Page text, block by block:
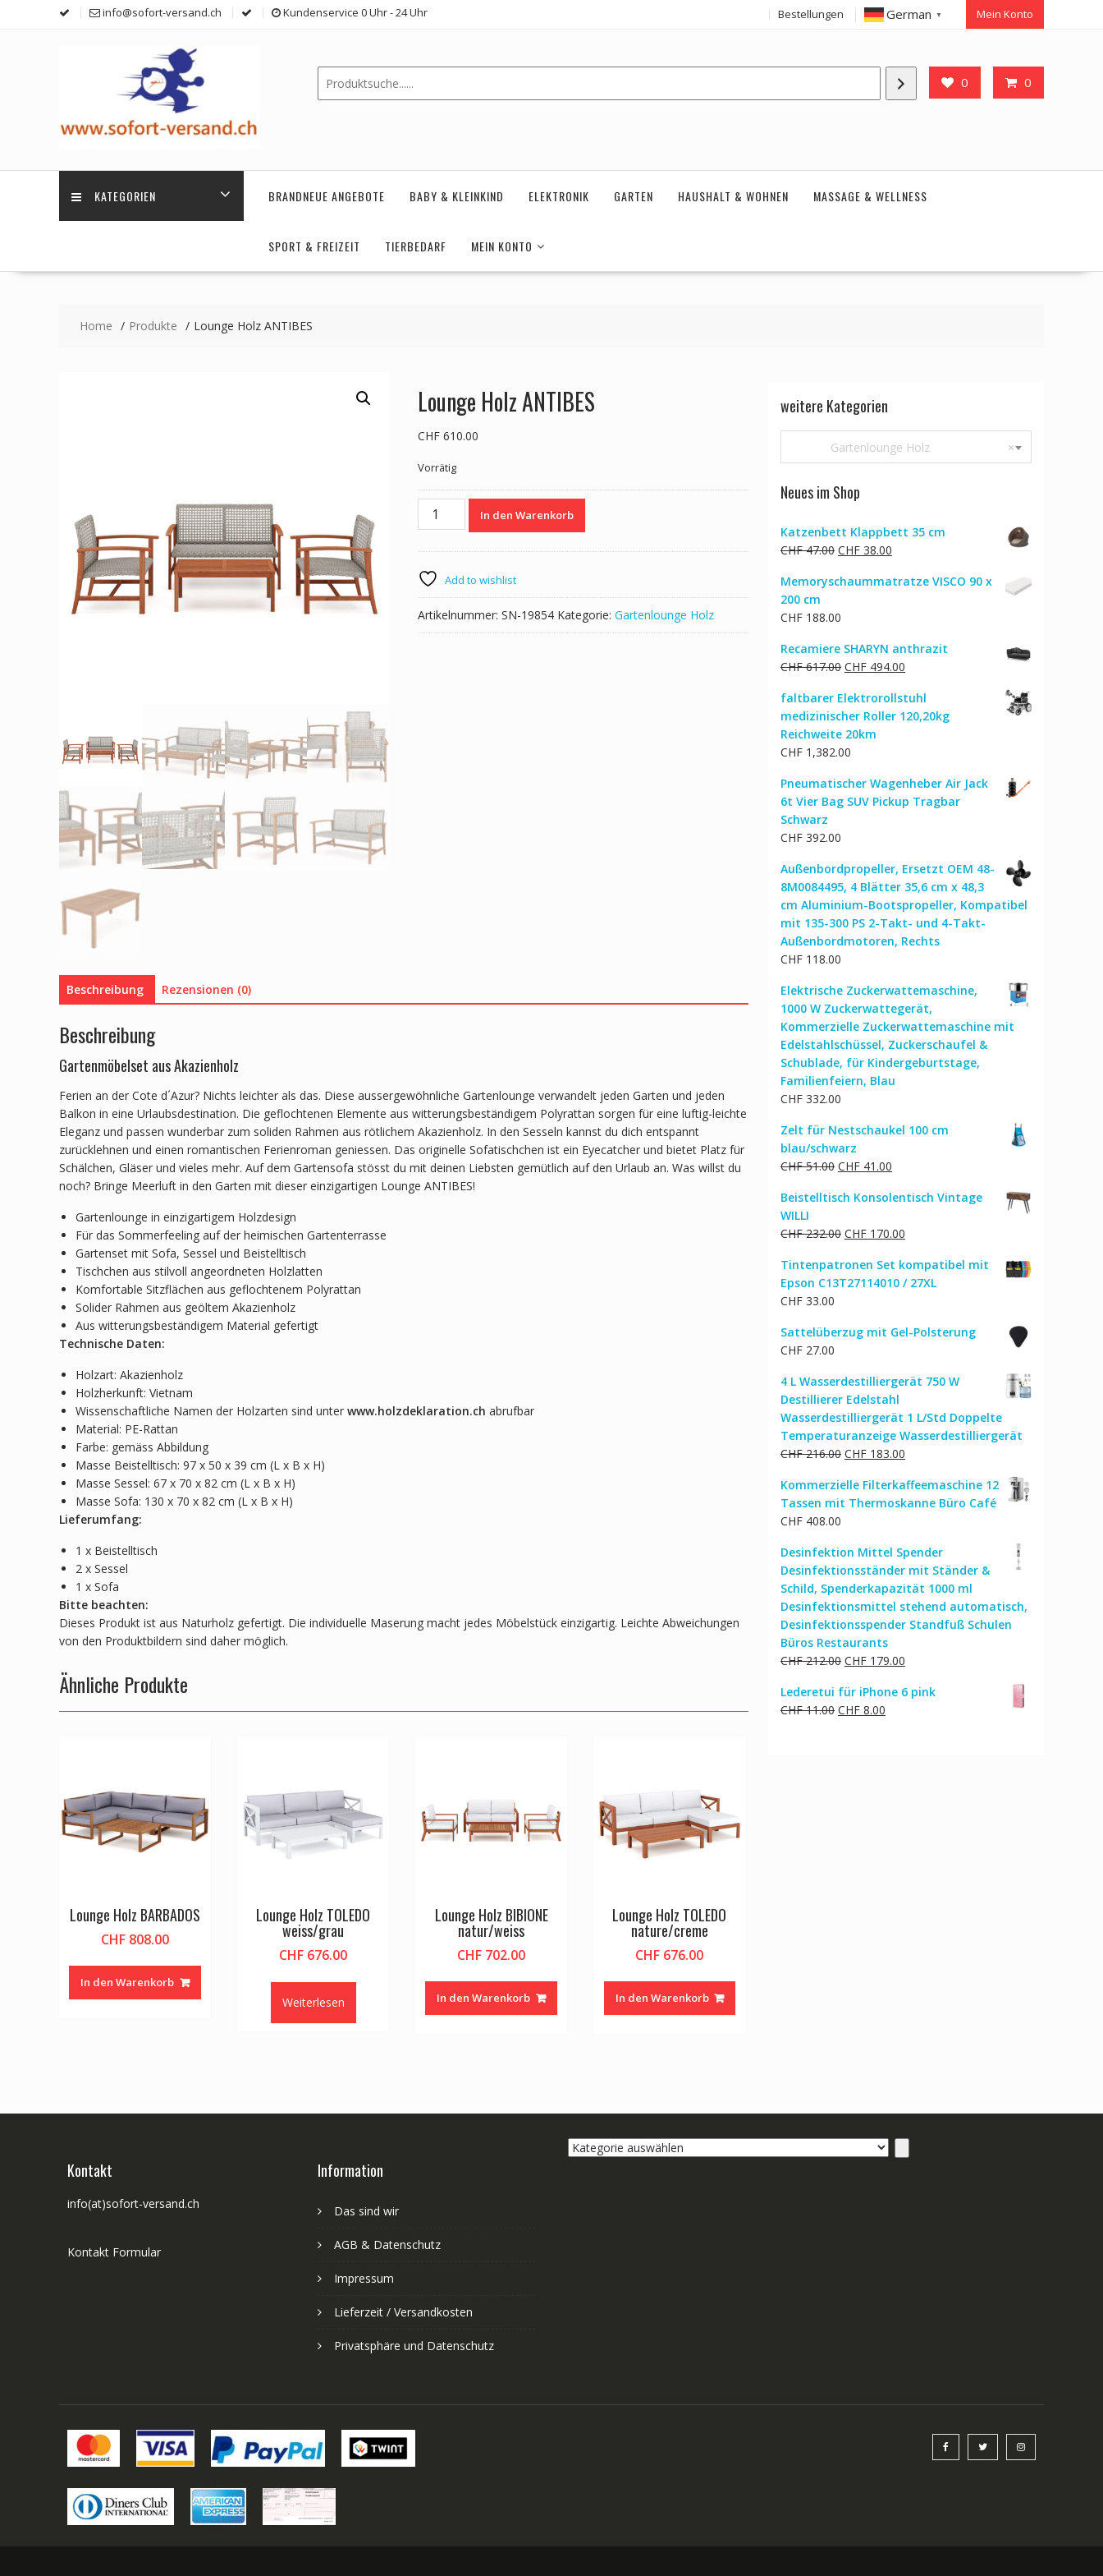
info@sofort-versand.ch Kundenservice 0 Uhr - 24 Uhr Bestellungen German ▼ Mein Konto
0 0
KATEGORIEN BRANDNEUE ANGEBOTE BABY & KLEINKIND ELEKTRONIK GARTEN HAUSHALT & WOHNEN MASSAGE & WELLNESS
SPORT & FREIZEIT TIERBEDARF MEIN KONTO
Home Produkte Lounge Holz ANTIBES
Lounge Holz ANTIBES
CHF610.00
Vorrätig
Lounge
In den Warenkorb
Add to wishlist
Artikelnummer: SN-19854 Kategorie: Gartenlounge Holz
Beschreibung Rezensionen (0)
Beschreibung
Gartenmöbelset aus Akazienholz
Ferien an der Cote d´Azur? Nichts leichter als das. Diese aussergewöhnliche Gartenlounge verwandelt jeden Garten und jeden
Balkon in eine Urlaubsdestination. Die geflochtenen Elemente aus witterungsbeständigem Polyrattan sorgen für eine luftig-leichte
Eleganz und passen wunderbar zum soliden Rahmen aus rötlichem Akazienholz. In den Sesseln kannst du dich entspannt
zurücklehnen und einen romantischen Ferienroman geniessen. Das originelle Sofatischchen ist ein Eyecatcher und bietet Platz für
Schälchen, Gläser und vieles mehr. Auf dem Gartensofa stösst du mit deinen Liebsten gemütlich auf den Urlaub an. Was willst du
noch? Bringe Meerluft in den Garten mit dieser einzigartigen Lounge ANTIBES!
Gartenlounge in einzigartigem Holzdesign
Für das Sommerfeeling auf der heimischen Gartenterrasse
Gartenset mit Sofa, Sessel und Beistelltisch
Tischchen aus stilvoll angeordneten Holzlatten
Komfortable Sitzflächen aus geflochtenem Polyrattan
Solider Rahmen aus geöltem Akazienholz
Aus witterungsbeständigem Material gefertigt
Technische Daten:
Holzart: Akazienholz
Holzherkunft: Vietnam
Wissenschaftliche Namen der Holzarten sind unter www.holzdeklaration.ch abrufbar
Material: PE-Rattan
Farbe: gemäss Abbildung
Masse Beistelltisch: 97 x 50 x 39 cm (L x B x H)
Masse Sessel: 67 x 70 x 82 cm (L x B x H)
Masse Sofa: 130 x 70 x 82 cm (L x B x H)
Lieferumfang:
1 x Beistelltisch
2 x Sessel
1 x Sofa
Bitte beachten:
Dieses Produkt ist aus Naturholz gefertigt. Die individuelle Maserung macht jedes Möbelstück einzigartig. Leichte Abweichungen
von den Produktbildern sind daher möglich.
Ähnliche Produkte
Lounge Holz BARBADOS
CHF 808.00
In den Warenkorb
Lounge Holz TOLEDO
weiss/grau
CHF 676.00
Weiterlesen
Lounge Holz BIBIONE
natur/weiss
CHF 702.00
In den Warenkorb
Lounge Holz TOLEDO
nature/creme
CHF 676.00
In den Warenkorb
weitere Kategorien
×
Gartenlounge Holz
Neues im Shop
Katzenbett Klappbett 35 cm
CHF47.00 Ursprünglicher
war:
CHF 38.00
ist:
Memoryschaummatratze VISCO 90 x
200 cm
CHF 188.00
Recamiere SHARYN anthrazit
CHF617.00 Ursprünglicher
war:
CHF 617.00
CHF 494.00
ist:
CHF 494.00.
faltbarer Elektrorollstuhl
medizinischer Roller 120,20kg
Reichweite 20km
CHF 1,382.00
Pneumatischer Wagenheber Air Jack
6t Vier Bag SUV Pickup Tragbar
Schwarz
CHF 392.00
Außenbordpropeller, Ersetzt OEM 48-
8M0084495, 4 Blätter 35,6 cm x 48,3
cm Aluminium-Bootspropeller, Kompatibel
mit 135-300 PS 2-Takt- und 4-Takt-
Außenbordmotoren, Rechts
CHF 118.00
Elektrische Zuckerwattemaschine,
1000 W Zuckerwattegerät,
Kommerzielle Zuckerwattemaschine mit
Edelstahlschüssel, Zuckerschaufel &
Schublade, für Kindergeburtstage,
Familienfeiern, Blau
CHF 332.00
Zelt für Nestschaukel 100 cm
blau/schwarz
CHF51.00 Ursprünglicher
war:
CHF 41.00
ist:
Beistelltisch Konsolentisch Vintage
WILLI
CHF232.00 Ursprünglicher
war:
CHF 232.00
CHF 170.00
ist:
CHF 170.00.
Tintenpatronen Set kompatibel mit
Epson C13T27114010 / 27XL
CHF 33.00
Sattelüberzug mit Gel-Polsterung
CHF 27.00
4 L Wasserdestilliergerät 750 W
Destillierer Edelstahl
Wasserdestilliergerät 1 L/Std Doppelte
Temperaturanzeige Wasserdestilliergerät
CHF216.00 Ursprünglicher
war:
CHF 216.00
CHF 183.00
ist:
CHF 183.00.
Kommerzielle Filterkaffeemaschine 12
Tassen mit Thermoskanne Büro Café
CHF 408.00
Desinfektion Mittel Spender
Desinfektionsständer mit Ständer &
Schild, Spenderkapazität 1000 ml
Desinfektionsmittel stehend automatisch,
Desinfektionsspender Standfuß Schulen
Büros Restaurants
CHF212.00 Ursprünglicher
war:
CHF 212.00
CHF 179.00
ist:
Lederetui für iPhone 6 pink
CHF11.00 Ursprünglicher
CHF 8.00
Kontakt
info(at)sofort-versand.ch
Kontakt Formular
Information
Das sind wir
AGB & Datenschutz
Impressum
Lieferzeit / Versandkosten
Privatsphäre und Datenschutz
Kategorie